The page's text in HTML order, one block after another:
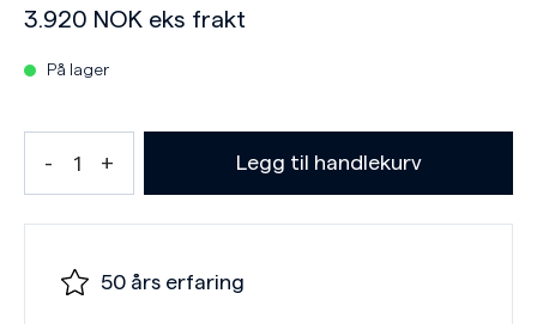
3.920 NOK eks frakt
På lager
Legg til handlekurv
50 års erfaring